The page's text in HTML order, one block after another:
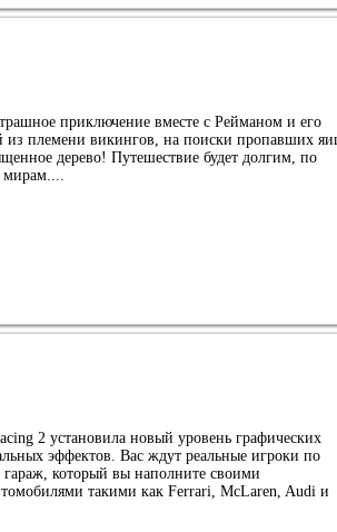
приключение вместе с Рейманом и его
из племени викингов, на поиски пропавших
дерево! Путешествие будет долгим, по
мирам....
2 установила новый уровень графических
эффектов. Вас ждут реальные игроки по
который вы наполните своими
такими как Ferrari, McLaren, Audi и